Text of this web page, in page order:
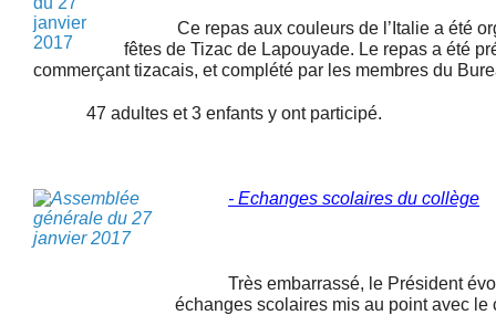
Ce repas aux couleurs de l’Italie a été
fêtes de Tizac de Lapouyade. Le repas a été
commerçant tizacais, et complété par les membres du
47 adultes et 3 enfants y ont participé.
- Echanges scolaires du collège
Très embarrassé, le Président
échanges scolaires mis au point avec le